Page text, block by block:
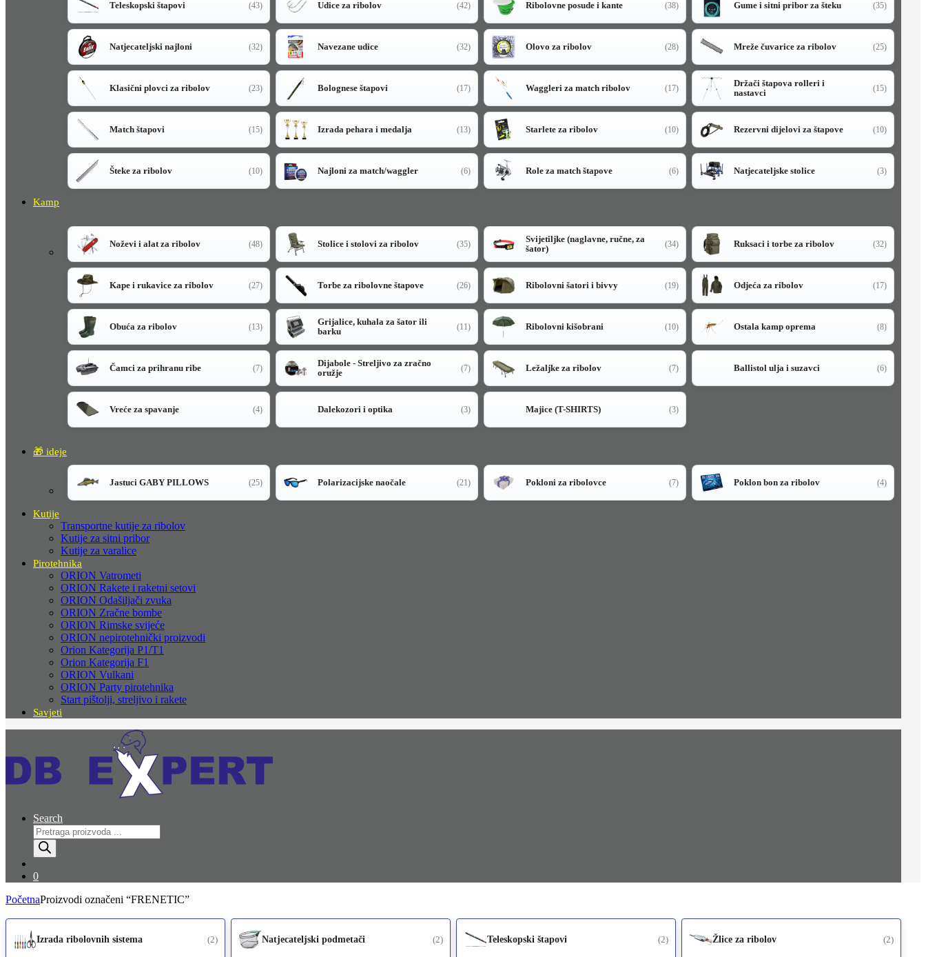
Teleskopski štapovi (43) Udice za ribolov (42) Ribolovne posude i kante (38) Gume i sitni pribor za šteku (35)
Natjecateljski najloni (32) Navezane udice (32) Olovo za ribolov (28) Mreže čuvarice za ribolov (25)
Klasični plovci za ribolov (23) Bolognese štapovi (17) Waggleri za match ribolov (17)
Držači štapova rolleri i
nastavci
(15)
Match štapovi (15) Izrada pehara i medalja (13) Starlete za ribolov (10) Rezervni dijelovi za štapove (10)
Šteke za ribolov (10) Najloni za match/waggler (6) Role za match štapove (6) Natjecateljske stolice (3)
Kamp
Noževi i alat za ribolov (48) Stolice i stolovi za ribolov (35)
Svijetiljke (naglavne, ručne, za
šator)
(34) Ruksaci i torbe za ribolov (32)
Kape i rukavice za ribolov (27) Torbe za ribolovne štapove (26) Ribolovni šatori i bivvy (19) Odjeća za ribolov (17)
Obuća za ribolov (13)
Grijalice, kuhala za šator ili
barku
(11) Ribolovni kišobrani (10) Ostala kamp oprema (8)
Čamci za prihranu ribe (7)
Dijabole - Streljivo za zračno
oružje
(7) Ležaljke za ribolov (7) Ballistol ulja i suzavci (6)
Vreće za spavanje (4) Dalekozori i optika (3) Majice (T-SHIRTS) (3)
🎁 ideje
Jastuci GABY PILLOWS (25) Polarizacijske naočale (21) Pokloni za ribolovce (7) Poklon bon za ribolov (4)
Kutije
Transportne kutije za ribolov
Kutije za sitni pribor
Kutije za varalice
Pirotehnika
ORION Vatrometi
ORION Rakete i raketni setovi
ORION Odašiljači zvuka
ORION Zračne bombe
ORION Rimske svijeće
ORION nepirotehnički proizvodi
Orion Kategorija P1/T1
Orion Kategorija F1
ORION Vulkani
ORION Party pirotehnika
Start pištolji, streljivo i rakete
Savjeti
Search
Products
search
0
PočetnaProizvodi označeni “FRENETIC”
Izrada ribolovnih sistema (2) Natjecateljski podmetači (2) Teleskopski štapovi (2) Žlice za ribolov (2)